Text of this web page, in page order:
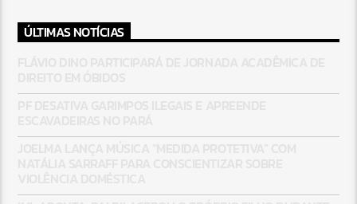
ÚLTIMAS NOTÍCIAS